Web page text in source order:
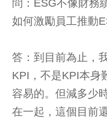
問：ESG不像財務
如何激勵員工推動
答：到目前為止，
KPI，不是KPI本身
容易的。但減多少
在一起，這個目前